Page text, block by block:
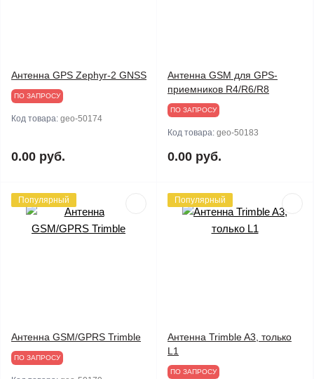
Антенна GPS Zephyr-2 GNSS
ПО ЗАПРОСУ
Код товара: geo-50174
0.00 руб.
Антенна GSM для GPS-
приемников R4/R6/R8
ПО ЗАПРОСУ
Код товара: geo-50183
0.00 руб.
Популярный
Антенна GSM/GPRS Trimble
ПО ЗАПРОСУ
Популярный
Антенна Trimble A3, только
L1
ПО ЗАПРОСУ